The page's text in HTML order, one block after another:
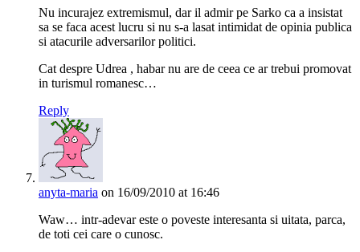
Nu incurajez extremismul, dar il admir pe Sarko ca a insistat
sa se faca acest lucru si nu s-a lasat intimidat de opinia publica
si atacurile adversarilor politici.
Cat despre Udrea , habar nu are de ceea ce ar trebui promovat
in turismul romanesc…
Reply
anyta-maria on 16/09/2010 at 16:46
Waw… intr-adevar este o poveste interesanta si uitata, parca,
de toti cei care o cunosc.